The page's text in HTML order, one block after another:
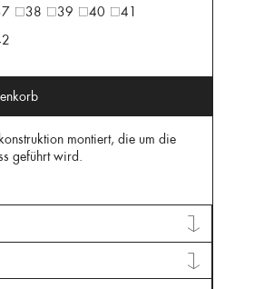
38 39 40
41
montiert, die um die
geführt wird.